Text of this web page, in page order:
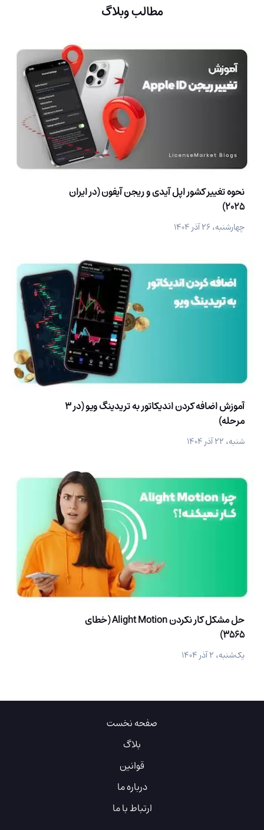
مطالب وبلاگ
نحوه تغییر کشور اپل آیدی و ریجن آیفون (در ایران
2025)
چهارشنبه، ۲۶ آذر ۱۴۰۴
آموزش اضافه کردن اندیکاتور به تریدینگ ویو (در 3
مرحله)
شنبه، ۲۲ آذر ۱۴۰۴
حل مشکل کار نکردن Alight Motion (خطای
3565)
یک‌شنبه، ۲ آذر ۱۴۰۴
صفحه نخست
بلاگ
قوانین
درباره ما
ارتباط با ما